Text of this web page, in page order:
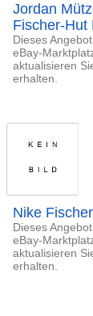
Jordan
Fischer-Hut
Dieses
eBay-
aktualisieren
erhalten.
Nike
Dieses
eBay-
aktualisieren
erhalten.